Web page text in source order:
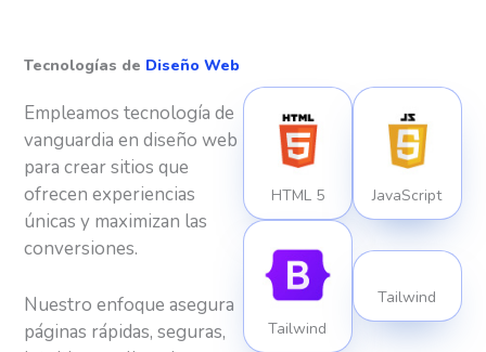
Tecnologías de Diseño Web
Empleamos tecnología de
vanguardia en diseño web
para crear sitios que
ofrecen experiencias
únicas y maximizan las
conversiones.
Nuestro enfoque asegura
páginas rápidas, seguras,
HTML 5 JavaScript
Tailwind
Tailwind